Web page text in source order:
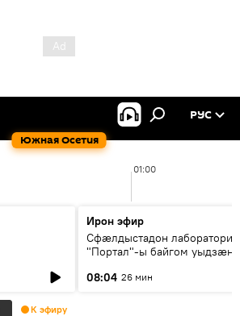
Южная Осетия
РУС
01:00
Ирон эфир
Сфæлдыстадон лаборатори
"Портал"-ы байгом уыдзæн
Æхсары куыстыты равдыст
08:04 26 мин
К эфиру